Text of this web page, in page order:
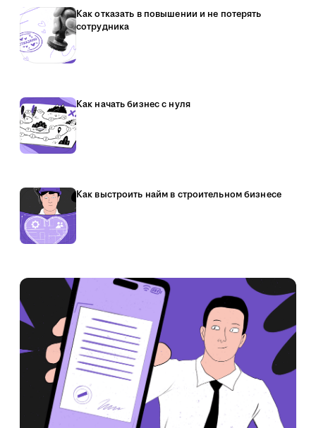
Как отказать в повышении и не потерять
сотрудника
Как начать бизнес с нуля
Как выстроить найм в строительном бизнесе